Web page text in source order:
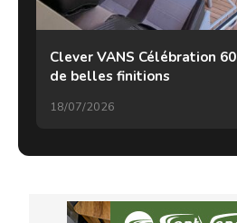
Clever VANS Célébration
de belles finitions
18/07/2026